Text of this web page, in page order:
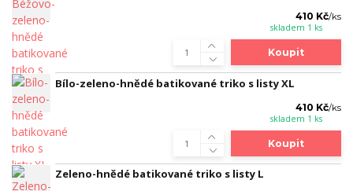
410 Kč/ks
skladem 1 ks
Koupit
Bílo-zeleno-hnědé batikované triko s listy XL
410 Kč/ks
skladem 1 ks
Koupit
Zeleno-hnědé batikované triko s listy L